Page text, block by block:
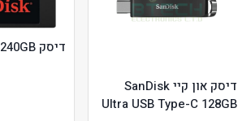
דיסק און קיי SanDisk
Ultra USB Type-C 128GB
דיסק SSD SanDisk 240GB